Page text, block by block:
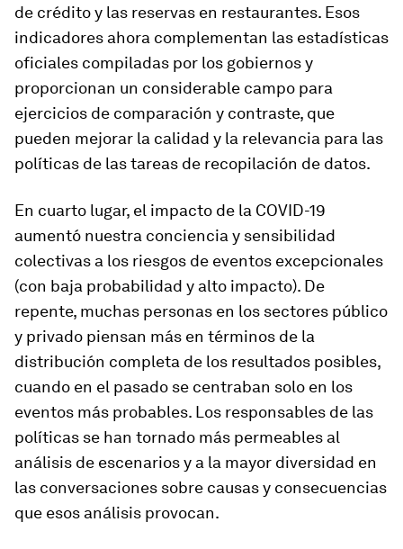
de crédito y las reservas en restaurantes. Esos
indicadores ahora complementan las estadísticas
oficiales compiladas por los gobiernos y
proporcionan un considerable campo para
ejercicios de comparación y contraste, que
pueden mejorar la calidad y la relevancia para las
políticas de las tareas de recopilación de datos.
En cuarto lugar, el impacto de la COVID-19
aumentó nuestra conciencia y sensibilidad
colectivas a los riesgos de eventos excepcionales
(con baja probabilidad y alto impacto). De
repente, muchas personas en los sectores público
y privado piensan más en términos de la
distribución completa de los resultados posibles,
cuando en el pasado se centraban solo en los
eventos más probables. Los responsables de las
políticas se han tornado más permeables al
análisis de escenarios y a la mayor diversidad en
las conversaciones sobre causas y consecuencias
que esos análisis provocan.